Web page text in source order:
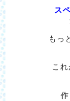
ス
もっ
こ